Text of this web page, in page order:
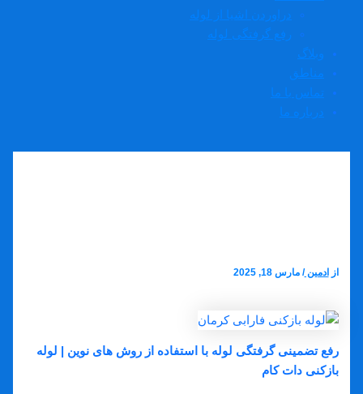
دراوردن اشیا از لوله
رفع گرفتگی لوله
وبلاگ
مناطق
تماس با ما
درباره ما
از ادمین/مارس 18, 2025
رفع تضمینی گرفتگی لوله با استفاده از روش های نوین | لوله
بازکنی دات کام